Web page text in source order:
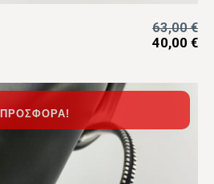
63,00€
40,00 €
ΠΡΟΣΦΟΡΆ!